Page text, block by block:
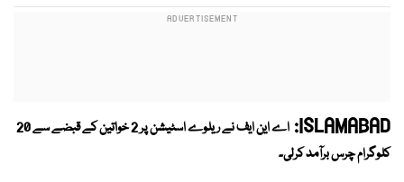
ISLAMABAD:
اے این ایف نے ریلوے اسٹیشن پر 2 خواتین کے قبضے سے 20
کلوگرام چرس برآمد کرلی۔